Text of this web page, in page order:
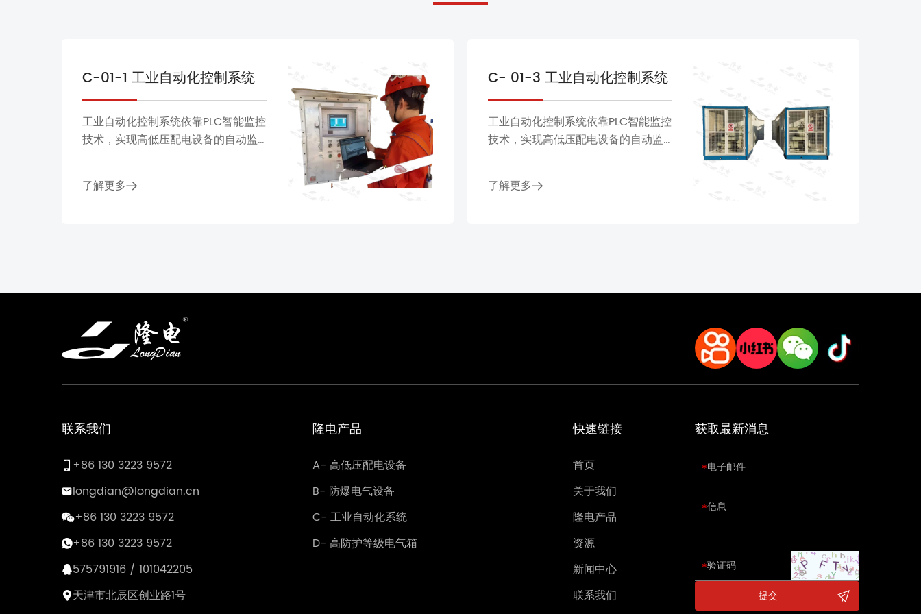
C-01-1 工业自动化控制系统
工业自动化控制系统依靠PLC智能监控
技术，实现高低压配电设备的自动监
海洋、近海、港口、建筑等高风险、
了解更多
C- 01-3 工业自动化控制系统
工业自动化控制系统依靠PLC智能监控
技术，实现高低压配电设备的自动监
海洋、近海、港口、建筑等高风险、
了解更多
联系我们
+86 130 3223 9572
longdian@longdian.cn
+86 130 3223 9572
+86 130 3223 9572
575791916 / 101042205
天津市北辰区创业路1号
隆电产品
A- 高低压配电设备
B- 防爆电气设备
C- 工业自动化系统
D- 高防护等级电气箱
快速链接
首页
关于我们
隆电产品
资源
新闻中心
联系我们
获取最新消息